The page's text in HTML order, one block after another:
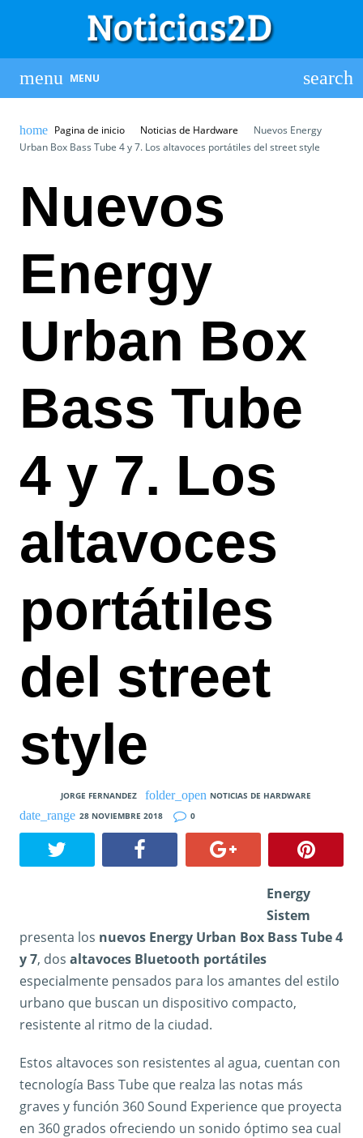
MENU
Pagina de inicio Noticias de Hardware
Nuevos Energy
Urban Box Bass Tube 4 y 7. Los altavoces portátiles del street style
Nuevos
Energy
Urban Box
Bass Tube
4 y 7. Los
altavoces
portátiles
del street
style
JORGE FERNANDEZ
NOTICIAS DE HARDWARE
28 NOVIEMBRE 2018
0
Energy
Sistem
presenta los nuevos Energy Urban Box Bass Tube 4
y 7, dos altavoces Bluetooth portátiles
especialmente pensados para los amantes del estilo
urbano que buscan un dispositivo compacto,
resistente al ritmo de la ciudad.
Estos altavoces son resistentes al agua, cuentan con
tecnología Bass Tube que realza las notas más
graves y función 360 Sound Experience que proyecta
en 360 grados ofreciendo un sonido óptimo sea cual